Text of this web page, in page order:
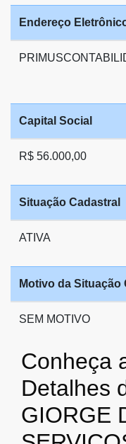
Endereço
Capital Social
R$ 56.000,00
Situação Cadastral
ATIVA
Motivo da Situação
SEM MOTIVO
Conheça
Detalhes
GIORGE